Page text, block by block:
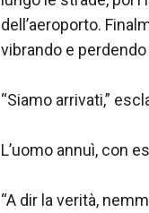
dell’aeroporto.
vibrando e
“Siamo arrivati,”
L’uomo annuì, con
“A dir la verità,